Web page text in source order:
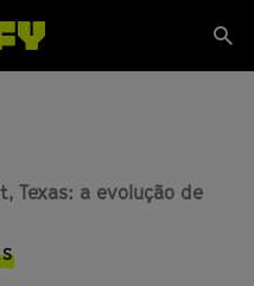
Texas: a evolução de